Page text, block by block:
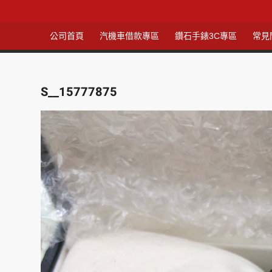
公司首頁 汽機車借款專區 鑽石手錶3C專區 常見
S__15777875